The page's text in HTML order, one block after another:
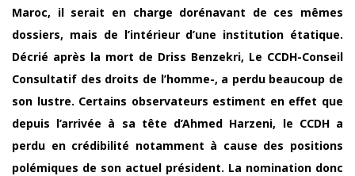
Maroc, il serait en charge dorénavant de ces mêmes
dossiers, mais de l’intérieur d’une institution étatique.
Décrié après la mort de Driss Benzekri, Le CCDH-Conseil
Consultatif des droits de l’homme-, a perdu beaucoup de
son lustre. Certains observateurs estiment en effet que
depuis l’arrivée à sa tête d’Ahmed Harzeni, le CCDH a
perdu en crédibilité notamment à cause des positions
polémiques de son actuel président. La nomination donc